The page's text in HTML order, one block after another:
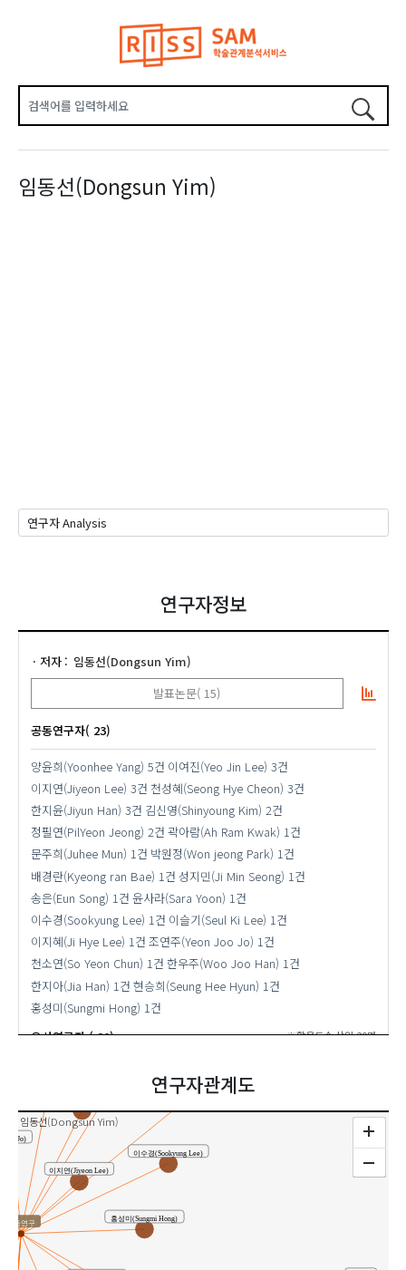
임동선(Dongsun Yim)
연구자정보
저자
임동선(Dongsun Yim)
발표논문( 15)
공동연구자( 23)
양윤희(Yoonhee Yang) 5건 이여진(Yeo Jin Lee) 3건
이지연(Jiyeon Lee) 3건 천성혜(Seong Hye Cheon) 3건
한지윤(Jiyun Han) 3건 김신영(Shinyoung Kim) 2건
정필연(PilYeon Jeong) 2건 곽아람(Ah Ram Kwak) 1건
문주희(Juhee Mun) 1건 박원정(Won jeong Park) 1건
배경란(Kyeong ran Bae) 1건 성지민(Ji Min Seong) 1건
송은(Eun Song) 1건 윤사라(Sara Yoon) 1건
이수경(Sookyung Lee) 1건 이슬기(Seul Ki Lee) 1건
이지혜(Ji Hye Lee) 1건 조연주(Yeon Joo Jo) 1건
천소연(So Yeon Chun) 1건 한우주(Woo Joo Han) 1건
한지아(Jia Han) 1건 현승희(Seung Hee Hyun) 1건
홍성미(Sungmi Hong) 1건
유사연구자 ( 20)
※활용도순 상위 20명
연구자관계도
임동선(Dongsun Yim)
문주희(Juhee Mun)
이수경(Sookyung Lee)
양윤희(Yoonhee Yang)
이지연(Jiyeon Lee)
Joo Jo)
홍성미(Sungmi Hong)
공동연구